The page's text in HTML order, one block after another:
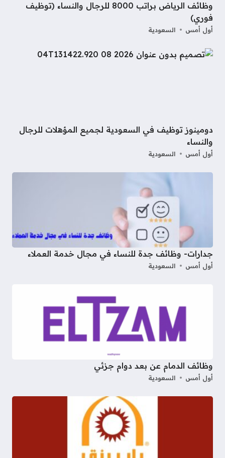
وظائف الرياض براتب 8000 للرجال والنساء (توظيف
فوري)
أول أمس السعودية
دومينوز توظيف في السعودية لجميع المؤهلات للرجال
والنساء
أول أمس السعودية
جدارات- وظائف جدة للنساء في مجال خدمة العملاء
أول أمس السعودية
وظائف الدمام عن بعد دوام جزئي
أول أمس السعودية